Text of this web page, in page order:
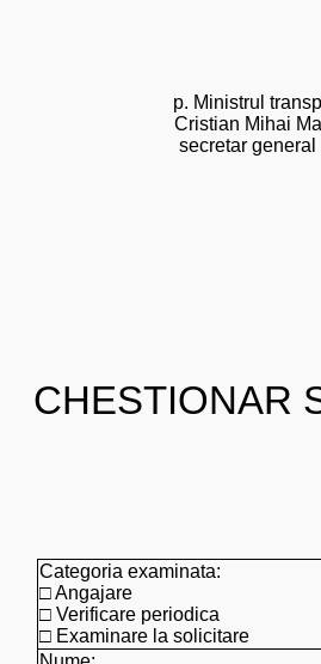
p. Ministrul
Cristian Mihai
secretar general
CHESTIONAR
Categoria examinata:
□ Angajare
□ Verificare periodica
□ Examinare la solicitare